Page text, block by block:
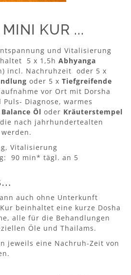
KUR ...
und Vitalisierung
5 x 1,5h Abhyanga
incl. Nachruhzeit oder 5 x
oder 5 x Tiefgreifende
vor Ort mit Dorsha
Diagnose, warmes
Öl oder Kräuterstempel
die nach jahrhundertealten
Vitalisierung
90 min* tägl. an 5
auch ohne Unterkunft
beinhaltet eine kurze Dosha
alle für die Behandlungen
Öle und Thailams.
jeweils eine Nachruh-Zeit von